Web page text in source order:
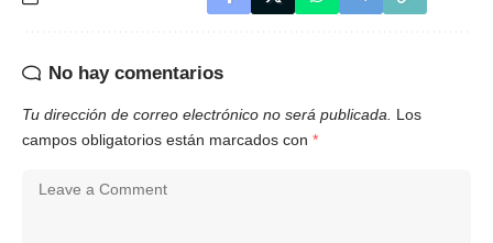
No hay comentarios
Tu dirección de correo electrónico no será publicada.
Los
campos obligatorios están marcados con *